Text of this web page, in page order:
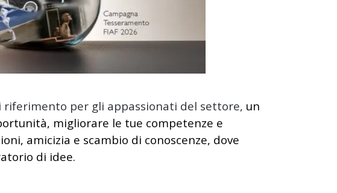
per gli appassionati del settore, un
migliorare le tue competenze e
amicizia e scambio di conoscenze, dove
di idee.